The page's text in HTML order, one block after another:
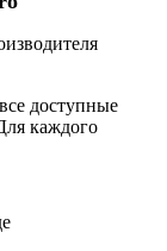
доступные
каждого